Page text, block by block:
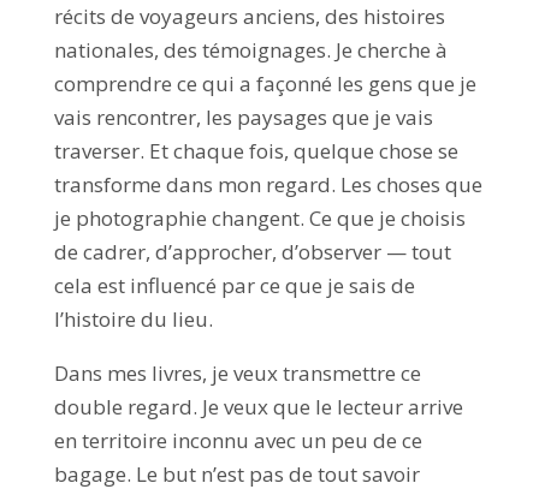
récits de voyageurs anciens, des histoires
nationales, des témoignages. Je cherche à
comprendre ce qui a façonné les gens que je
vais rencontrer, les paysages que je vais
traverser. Et chaque fois, quelque chose se
transforme dans mon regard. Les choses que
je photographie changent. Ce que je choisis
de cadrer, d’approcher, d’observer — tout
cela est influencé par ce que je sais de
l’histoire du lieu.
Dans mes livres, je veux transmettre ce
double regard. Je veux que le lecteur arrive
en territoire inconnu avec un peu de ce
bagage. Le but n’est pas de tout savoir